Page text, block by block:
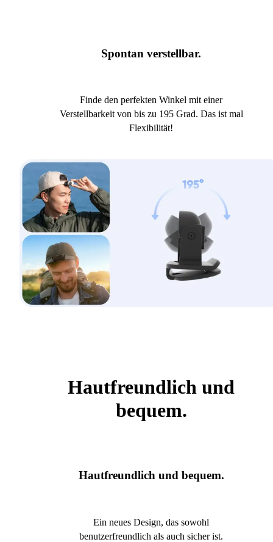
Spontan verstellbar.
Finde den perfekten Winkel mit einer
Verstellbarkeit von bis zu 195 Grad. Das ist mal
Flexibilität!
Hautfreundlich und
bequem.
Hautfreundlich und bequem.
Ein neues Design, das sowohl
benutzerfreundlich als auch sicher ist.